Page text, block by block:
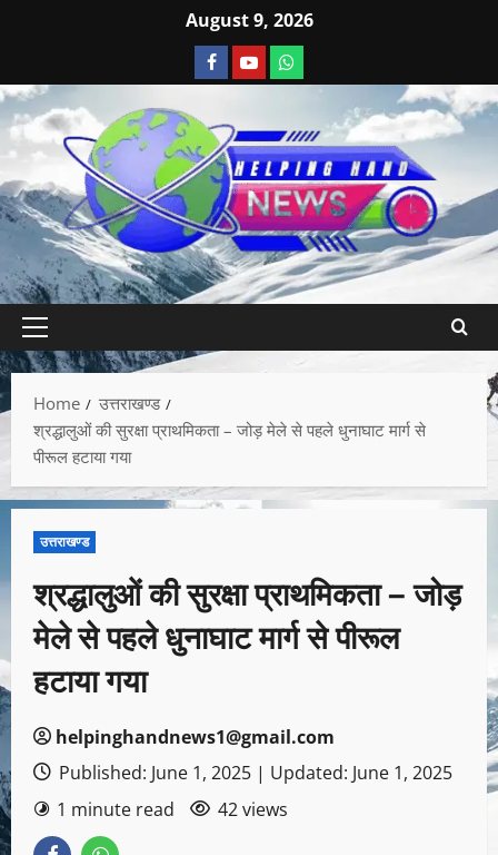
August 9, 2026
Home
उत्तराखण्ड
श्रद्धालुओं की सुरक्षा प्राथमिकता – जोड़ मेले से पहले धुनाघाट मार्ग से
पीरूल हटाया गया
उत्तराखण्ड
श्रद्धालुओं की सुरक्षा प्राथमिकता – जोड़
मेले से पहले धुनाघाट मार्ग से पीरूल
हटाया गया
helpinghandnews1@gmail.com
Published: June 1, 2025 | Updated: June 1, 2025
1 minute read
42 views